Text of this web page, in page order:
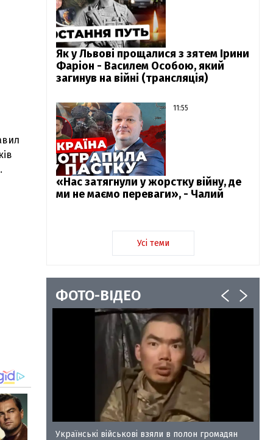
Як у Львові прощалися з зятем Ірини
Фаріон - Василем Особою, який
загинув на війні (трансляція)
11:55
«Нас затягнули у жорстку війну, де
ми не маємо переваги», - Чалий
Усі теми
ФОТО-ВІДЕО
35
Українські військові взяли в полон громадян